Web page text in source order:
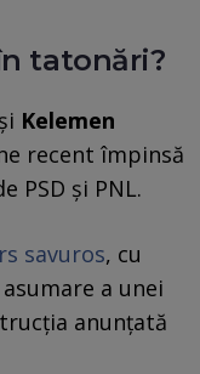
tatonări?
Kelemen
recent împinsă
PSD și PNL.
savuros, cu
a unei
anunțată